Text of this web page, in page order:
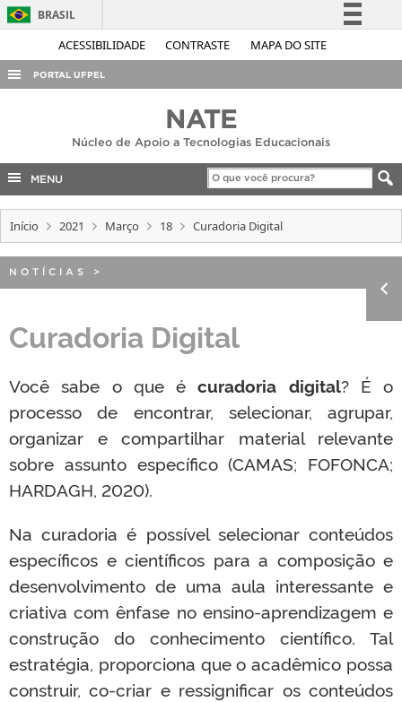
ACESSIBILIDADE CONTRASTE MAPA DO SITE
BRASIL
Simplifique!
Acesso à informação
Legislação
Canais
PORTAL UFPEL
AUDITORIA
COBALTO
CONCURSOS
EDITAIS
INTERNACIONAL
OUVIDORIA
TELEFONES
NATE
Núcleo de Apoio a Tecnologias Educacionais
MENU
Início 2021 Março 18 Curadoria Digital
NOTÍCIAS >
Curadoria Digital
Você sabe o que écuradoria digital? É o
processo de encontrar, selecionar, agrupar,
organizar e compartilhar material relevante
sobre assunto específico (CAMAS; FOFONCA;
HARDAGH, 2020).
Na curadoria é possível selecionar conteúdos
específicos e científicos para a composição e
desenvolvimento de uma aula interessante e
criativa com ênfase no ensino-aprendizagem e
construção do conhecimento científico. Tal
estratégia, proporciona que o acadêmico possa
construir, co-criar e ressignificar os conteúdos